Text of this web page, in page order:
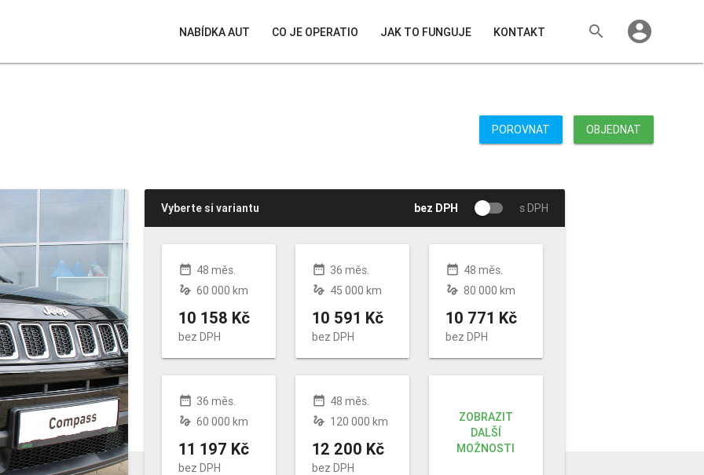
NABÍDKA AUT CO JE OPERATIO JAK TO FUNGUJE KONTAKT search account_circle
POROVNAT OBJEDNAT
Vyberte si variantu bez DPH s DPH
date_range 48 měs.
gesture 60 000 km
10 158 Kč
bez DPH
date_range 36 měs.
gesture 45 000 km
10 591 Kč
bez DPH
date_range 48 měs.
gesture 80 000 km
10 771 Kč
bez DPH
date_range 36 měs.
gesture 60 000 km
11 197 Kč
bez DPH
date_range 48 měs.
gesture 120 000 km
12 200 Kč
bez DPH
ZOBRAZIT
DALŠÍ
MOŽNOSTI